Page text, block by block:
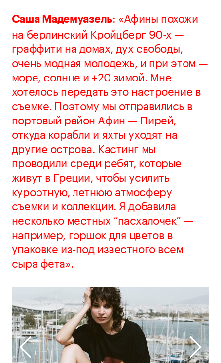
Саша Мадемуазель: «Афины похожи
на берлинский Кройцберг 90-х —
граффити на домах, дух свободы,
очень модная молодежь, и при этом —
море, солнце и +20 зимой. Мне
хотелось передать это настроение в
съемке. Поэтому мы отправились в
портовый район Афин — Пирей,
откуда корабли и яхты уходят на
другие острова. Кастинг мы
проводили среди ребят, которые
живут в Греции, чтобы усилить
курортную, летнюю атмосферу
съемки и коллекции. Я добавила
несколько местных “пасхалочек” —
например, горшок для цветов в
упаковке из-под известного всем
сыра фета».